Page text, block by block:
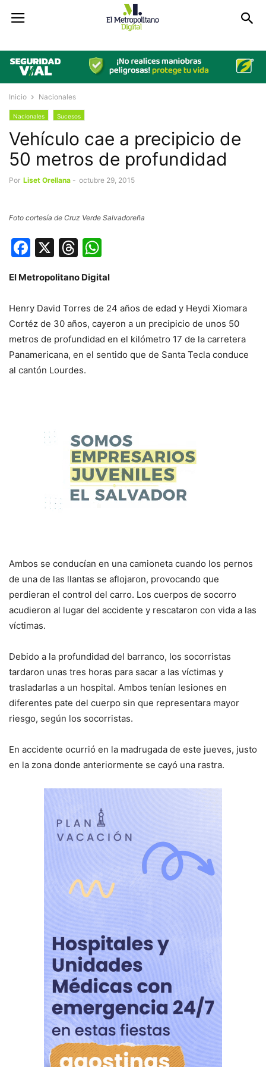
Inicio Nacionales
Nacionales Sucesos
Vehículo cae a precipicio de
50 metros de profundidad
Por Liset Orellana - octubre 29, 2015
Foto cortesía de Cruz Verde Salvadoreña
Facebook
X Threads
El Metropolitano Digital
Henry David Torres de 24 años de edad y Heydi Xiomara
Cortéz de 30 años, cayeron a un precipicio de unos 50
metros de profundidad en el kilómetro 17 de la carretera
Panamericana, en el sentido que de Santa Tecla conduce
al cantón Lourdes.
Ambos se conducían en una camioneta cuando los pernos
de una de las llantas se aflojaron, provocando que
perdieran el control del carro. Los cuerpos de socorro
acudieron al lugar del accidente y rescataron con vida a las
víctimas.
Debido a la profundidad del barranco, los socorristas
tardaron unas tres horas para sacar a las víctimas y
trasladarlas a un hospital. Ambos tenían lesiones en
diferentes pate del cuerpo sin que representara mayor
riesgo, según los socorristas.
En accidente ocurrió en la madrugada de este jueves, justo
en la zona donde anteriormente se cayó una rastra.